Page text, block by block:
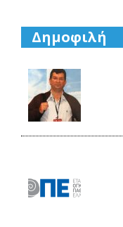
Δημοφιλή